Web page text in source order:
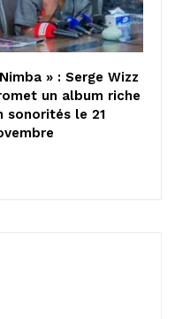
» : Serge Wizz
un album riche
sonorités le 21